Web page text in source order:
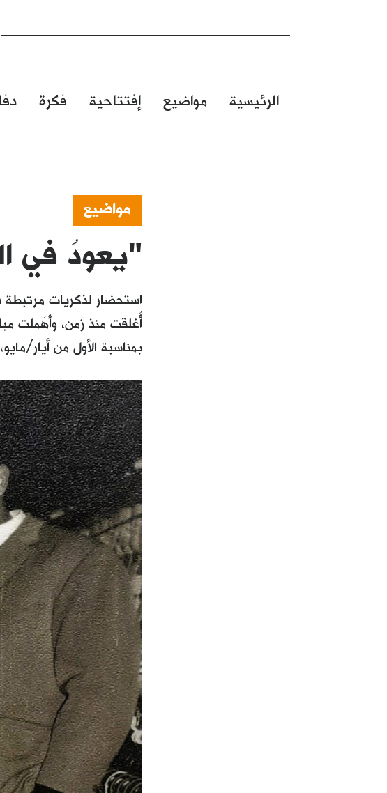
الرئيسية مواضيع إفتتاحية فكرة
مواضيع
"يعودُ في
استحضار لذكريات مرتبطة
أُغلقت منذ زمن، وأهُملت
بمناسبة الأول من أيار/